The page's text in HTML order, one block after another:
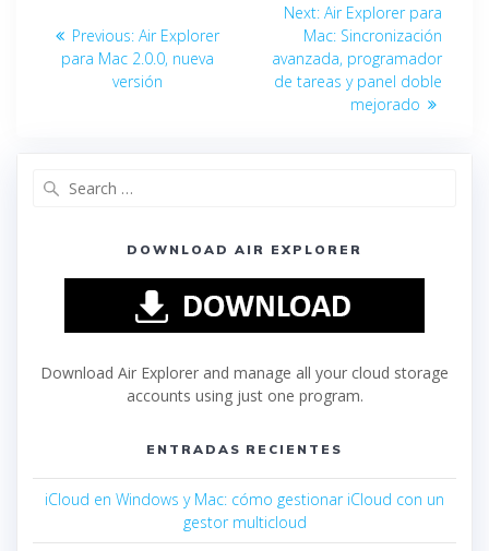
Previous: Air Explorer
para Mac 2.0.0, nueva
versión
Next: Air Explorer para
Mac: Sincronización
avanzada, programador
de tareas y panel doble
mejorado
DOWNLOAD AIR EXPLORER
Download Air Explorer and manage all your cloud storage
accounts using just one program.
ENTRADAS RECIENTES
iCloud en Windows y Mac: cómo gestionar iCloud con un
gestor multicloud